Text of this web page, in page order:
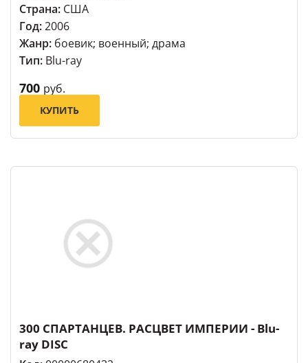
Страна: США
Год:2006
Жанр: боевик; военный; драма
Тип: Blu-ray
700 руб.
КУПИТЬ
300 СПАРТАНЦЕВ. РАСЦВЕТ ИМПЕРИИ - Blu-
ray DISC